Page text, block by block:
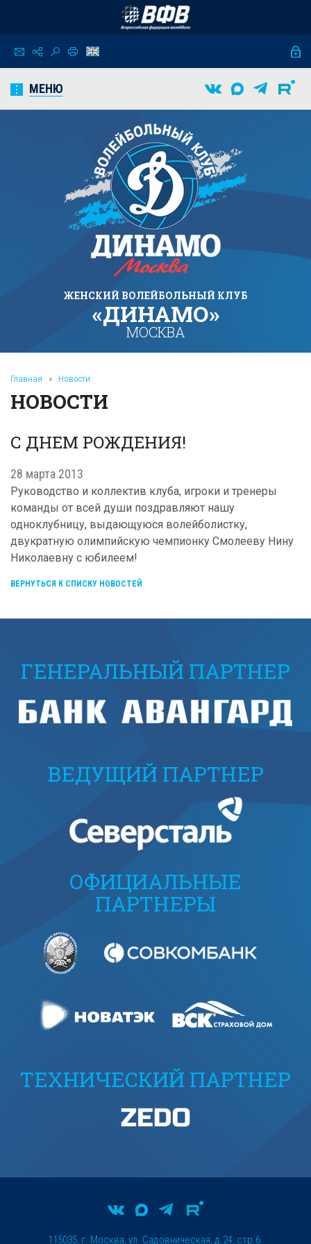
МЕНЮ
ЖЕНСКИЙ ВОЛЕЙБОЛЬНЫЙ КЛУБ
«ДИНАМО»
МОСКВА
Главная » Новости
НОВОСТИ
С ДНЕМ РОЖДЕНИЯ!
28 марта 2013
Руководство и коллектив клуба, игроки и тренеры
команды от всей души поздравляют нашу
одноклубницу, выдающуюся волейболистку,
двукратную олимпийскую чемпионку Смолееву Нину
Николаевну с юбилеем!
ВЕРНУТЬСЯ К СПИСКУ НОВОСТЕЙ
ГЕНЕРАЛЬНЫЙ ПАРТНЕР
ВЕДУЩИЙ ПАРТНЕР
ОФИЦИАЛЬНЫЕ
ПАРТНЕРЫ
ТЕХНИЧЕСКИЙ ПАРТНЕР
115035, г. Москва, ул. Садовническая, д.24, стр.6.